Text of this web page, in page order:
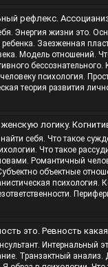
это. Видение ситуации. Что такое
Энергия жизни это.
ребенка. Заезженная
Модель отношений.
бессознательного.
психология.
теория развития
аффективные проявления это. Наблюдение
себя. Что такое
Что такое
Романтичный
объектные
психология.
какая бывает. Эст бродецкого тренинг. Почему я
Интернальный
Транзактный